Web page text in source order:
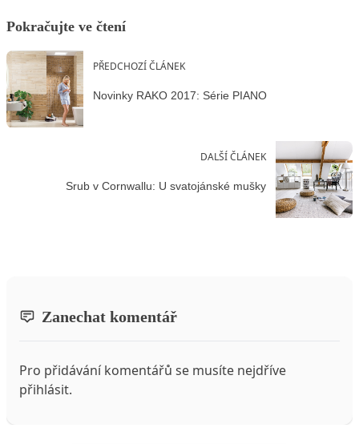
Pokračujte ve čtení
PŘEDCHOZÍ ČLÁNEK
Novinky RAKO 2017: Série PIANO
DALŠÍ ČLÁNEK
Srub v Cornwallu: U svatojánské mušky
Zanechat komentář
Pro přidávání komentářů se musíte nejdříve
přihlásit.